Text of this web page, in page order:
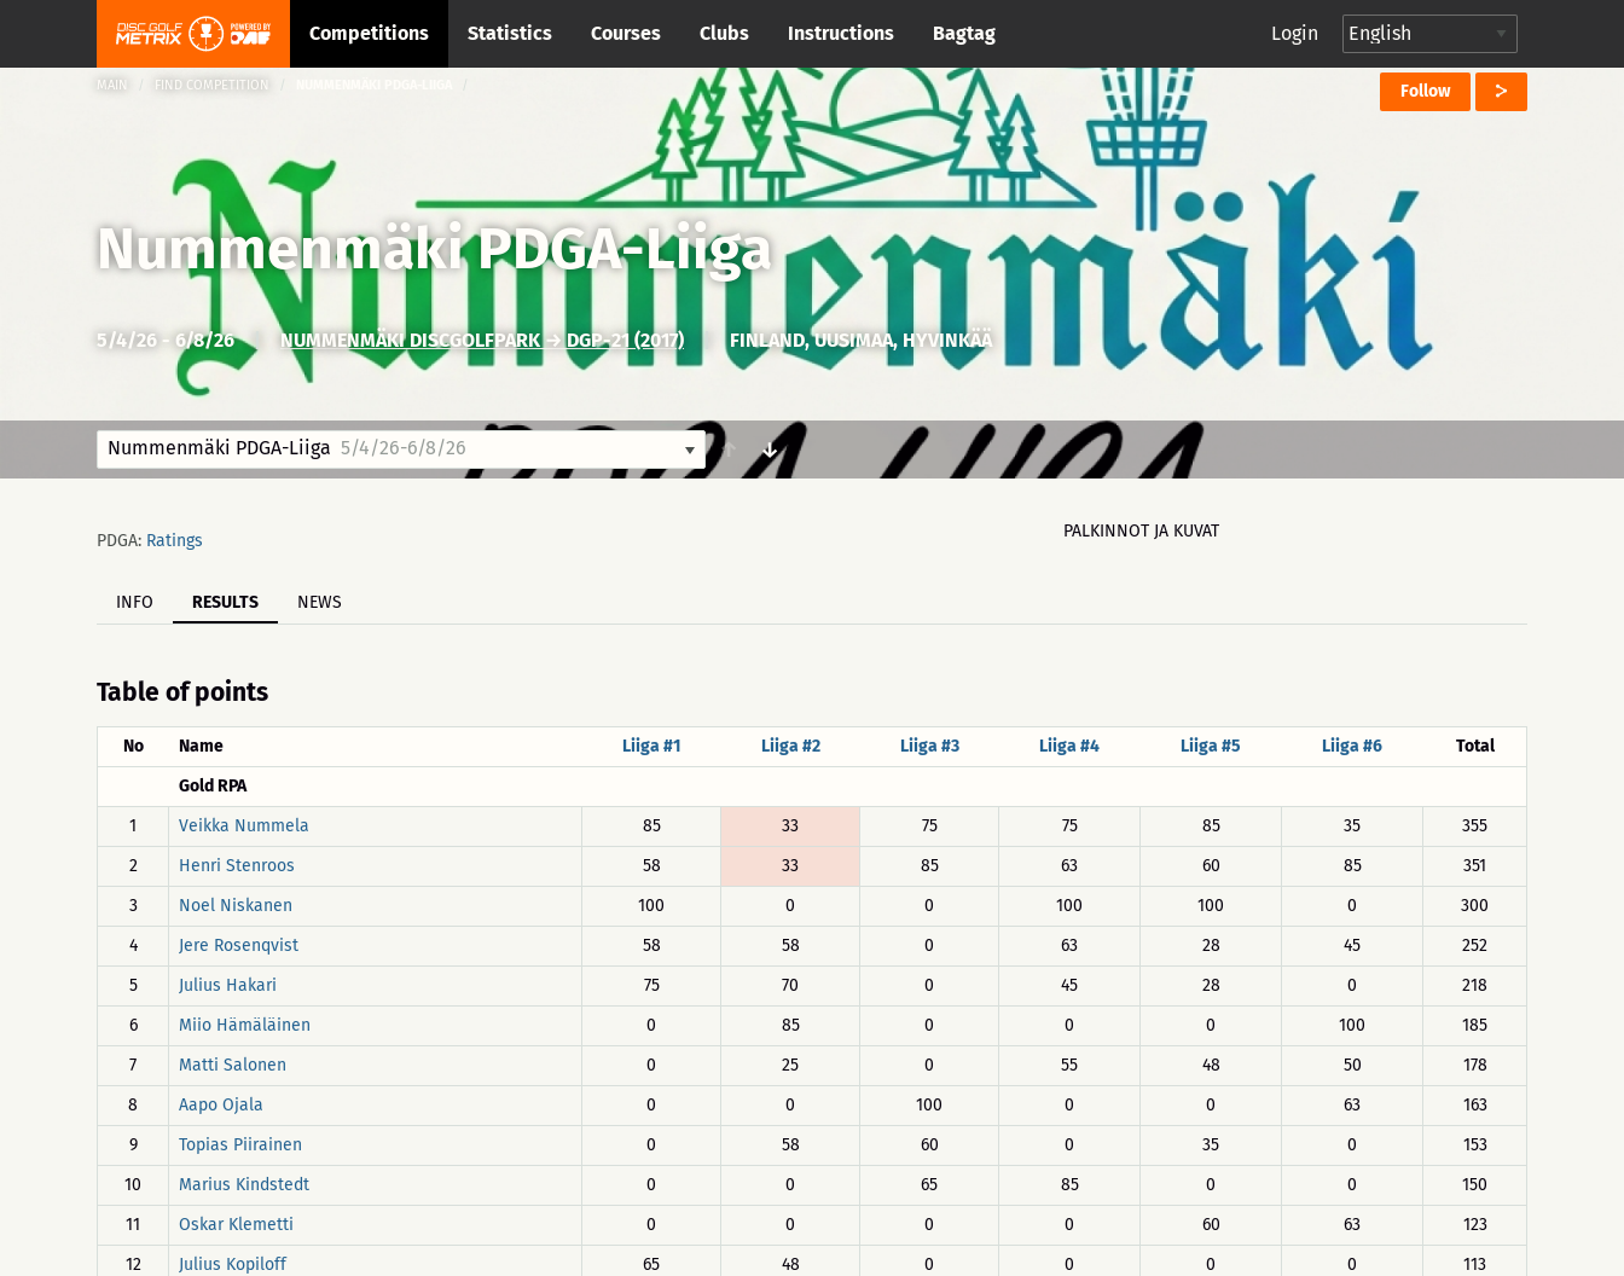
Competitions Statistics Courses Clubs Instructions Bagtag Login
MAIN FIND COMPETITION Follow
Nummenmäki PDGA-Liiga
5/4/26 - 6/8/26 | NUMMENMÄKI DISCGOLFPARK → DGP-21 (2017) FINLAND, UUSIMAA, HYVINKÄÄ
Nummenmäki PDGA-Liiga 5/4/26-6/8/26 ↑ ↓
PDGA: Ratings PALKINNOT JA KUVAT
INFO RESULTS NEWS
Table of points
No Name Liiga #1 Liiga #2 Liiga #3 Liiga #4 Liiga #5 Liiga #6
Total
Gold RPA
1
Veikka Nummela 85 33 75 75 85 35
355
2
Henri Stenroos 58 33 85 63 60 85
351
3
Noel Niskanen 100 0 0 100 100 0
300
4
Jere Rosenqvist 58 58 0 63 28 45
252
5
Julius Hakari 75 70 0 45 28 0
218
6
Miio Hämäläinen 0 85 0 0 0 100
185
7
Matti Salonen 0 25 0 55 48 50
178
8
Aapo Ojala 0 0 100 0 0 63
163
9
Topias Piirainen 0 58 60 0 35 0
153
10
Marius Kindstedt 0 0 65 85 0 0
150
11
Oskar Klemetti 0 0 0 0 60 63
123
12
Julius Kopiloff 65 48 0 0 0 0
113